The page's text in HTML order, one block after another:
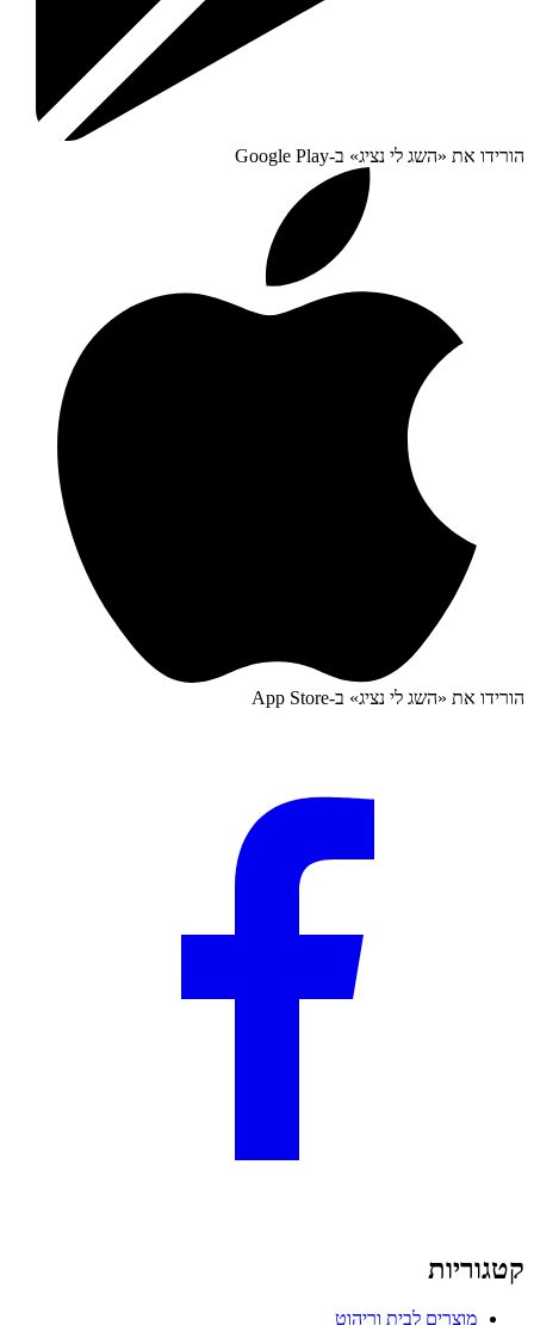
הורידו את «השג לי נציג» ב-Google Play
הורידו את «השג לי נציג» ב-App Store
קטגוריות
מוצרים לבית וריהוט